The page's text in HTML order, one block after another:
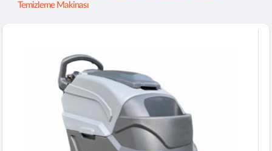
Temizleme Makinası